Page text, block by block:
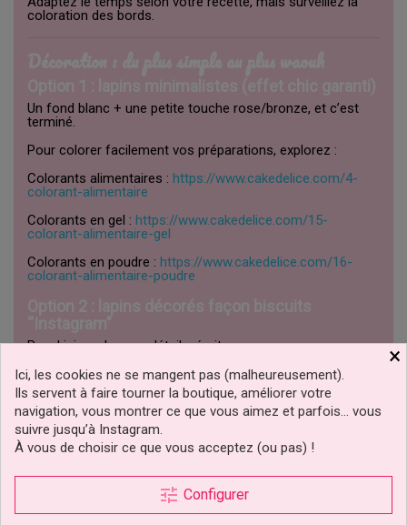
coloration des bords.
Un fond blanc + une petite touche rose/bronze, et c’est
terminé.
Pour colorer facilement vos préparations, explorez :
Colorants alimentaires : https://www.cakedelice.com/4-
colorant-alimentaire
Colorants en gel : https://www.cakedelice.com/15-
colorant-alimentaire-gel
Colorants en poudre : https://www.cakedelice.com/16-
colorant-alimentaire-poudre
Royal icing, glaçage, détails, écritures…
Pour les finitions et l’application, équipez-vous côté :
Douilles pâtisserie :https://www.cakedelice.com/63-
douilles-patisserie
Poche à douille :https://www.cakedelice.com/268-poche-
a-douille
Spatules (pour lisser, déplacer, aider au dressage) :
https://www.cakedelice.com/170-spatules
×
Ici, les cookies ne se mangent pas (malheureusement).
Ils servent à faire tourner la boutique, améliorer votre
navigation, vous montrer ce que vous aimez et parfois… vous
suivre jusqu’à Instagram.
À vous de choisir ce que vous acceptez (ou pas) !
tune Configurer